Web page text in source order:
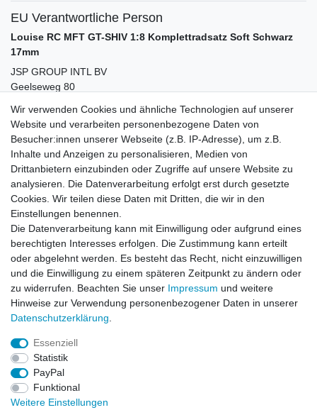
EU Verantwortliche Person
Louise RC MFT GT-SHIV 1:8 Komplettradsatz Soft Schwarz
17mm
JSP GROUP INTL BV
Geelseweg 80
info@jsp-group.be
Zubehör
-13%
Lexanfarbe Smoke Spraydose 150 ml
Scheibentöner
6,99 € *
In den Warenkorb
*inkl. ges. MwSt.zzgl.Versandkosten
Impressum
Wir verwenden Cookies und ähnliche Technologien auf unserer
Website und verarbeiten personenbezogene Daten von
Besucher:innen unserer Webseite (z.B. IP-Adresse), um z.B.
Inhalte und Anzeigen zu personalisieren, Medien von
Drittanbietern einzubinden oder Zugriffe auf unsere Website zu
analysieren. Die Datenverarbeitung erfolgt erst durch gesetzte
Cookies. Wir teilen diese Daten mit Dritten, die wir in den
Einstellungen benennen.
Die Datenverarbeitung kann mit Einwilligung oder aufgrund eines
berechtigten Interesses erfolgen. Die Zustimmung kann erteilt
oder abgelehnt werden. Es besteht das Recht, nicht einzuwilligen
und die Einwilligung zu einem späteren Zeitpunkt zu ändern oder
zu widerrufen. Beachten Sie unser Impressum und weitere
Hinweise zur Verwendung personenbezogener Daten in unserer
Daten­schutz­erklärung
Essenziell
Statistik
PayPal
Funktional
Weitere Einstellungen